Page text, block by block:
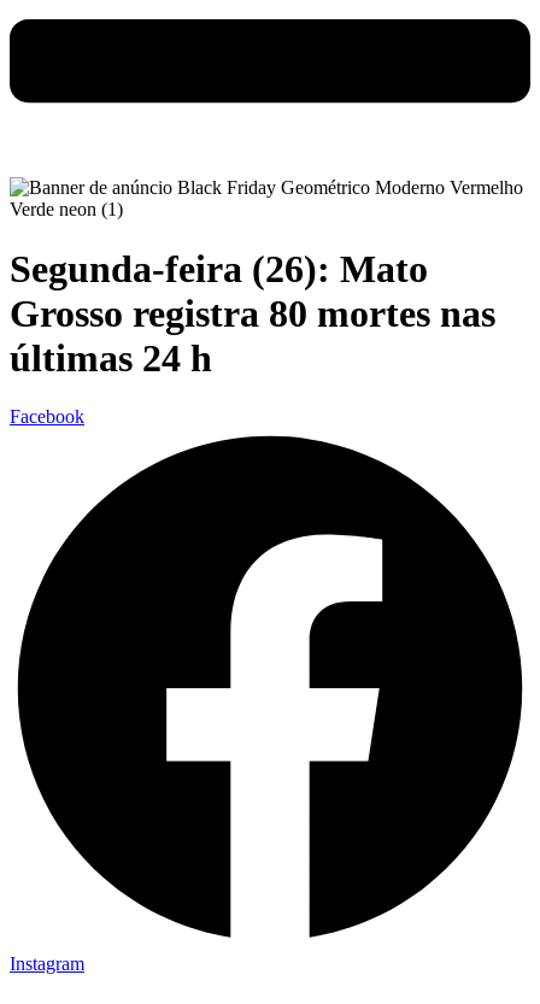
Segunda-feira (26): Mato
Grosso registra 80 mortes nas
últimas 24 h
Facebook
Instagram